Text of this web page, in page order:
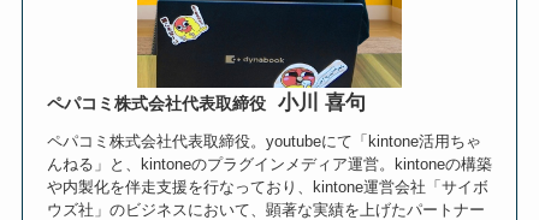
ペパコミ株式会社代表取締役 小川 喜句
ペパコミ株式会社代表取締役。youtubeにて「kintone活用ちゃ
んねる」と、kintoneのプラグインメディア運営。kintoneの構築
や内製化を伴走支援を行なっており、kintone運営会社「サイボ
ウズ社」のビジネスにおいて、顕著な実績を上げたパートナー